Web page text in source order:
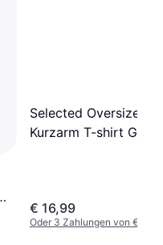
Selected Oversized
Kurzarm T-shirt Grau
€ 16,99
Oder 3 Zahlungen von € 5,33